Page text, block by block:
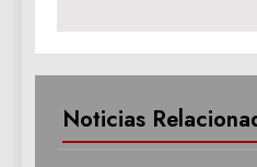
Noticias